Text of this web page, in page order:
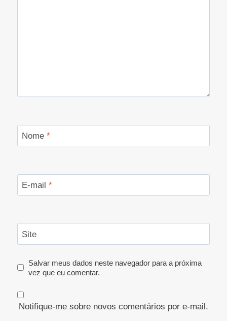
Nome *
E-mail *
Site
Salvar meus dados neste navegador para a próxima
vez que eu comentar.
Notifique-me sobre novos comentários por e-mail.